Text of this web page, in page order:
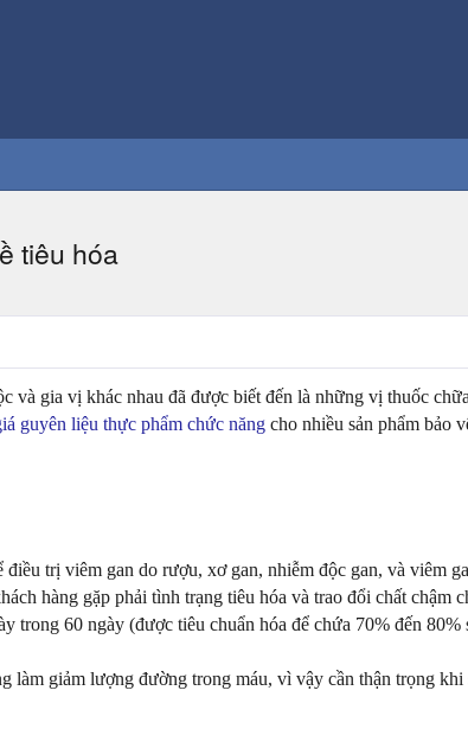
tiêu hóa
và gia vị khác nhau đã được biết đến là những vị thuốc
guyên liệu thực phẩm chức năng cho nhiều sản phẩm bảo
trị viêm gan do rượu, xơ gan, nhiễm độc gan, và viêm
hàng gặp phải tình trạng tiêu hóa và trao đổi chất chậm
trong 60 ngày (được tiêu chuẩn hóa để chứa 70% đến
làm giảm lượng đường trong máu, vì vậy cần thận trọng